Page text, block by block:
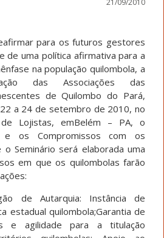
para os futuros gestores
de uma política afirmativa para a
na população quilombola, a
das Associações das
de Quilombo do Pará,
a 24 de setembro de 2010, no
Lojistas, emBelém – PA, o
e os Compromissos com os
o Seminário será elaborada uma
em que os quilombolas farão
de Autarquia: Instância de
estadual quilombola;Garantia de
e agilidade para a titulação